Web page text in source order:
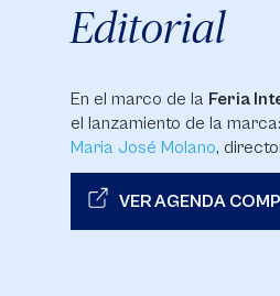
Editorial
En el marco de la Feria
el lanzamiento de la
Maria José Molano,
VER AGENDA